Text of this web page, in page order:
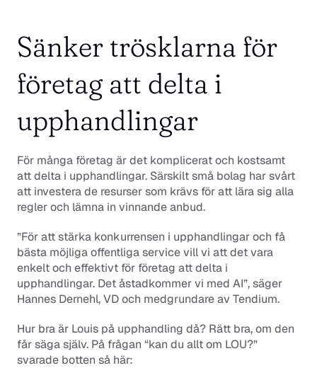
Sänker trösklarna för
företag att delta i
upphandlingar
För många företag är det komplicerat och kostsamt
att delta i upphandlingar. Särskilt små bolag har svårt
att investera de resurser som krävs för att lära sig alla
regler och lämna in vinnande anbud.
”För att stärka konkurrensen i upphandlingar och få
bästa möjliga offentliga service vill vi att det vara
enkelt och effektivt för företag att delta i
upphandlingar. Det åstadkommer vi med AI”, säger
Hannes Dernehl, VD och medgrundare av Tendium.
Hur bra är Louis på upphandling då? Rätt bra, om den
får säga själv. På frågan “kan du allt om LOU?”
svarade botten så här: